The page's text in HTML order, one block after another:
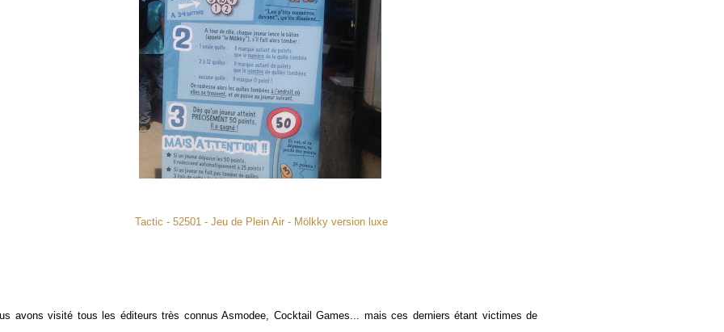
Tactic - 52501 - Jeu de Plein Air - Mölkky version luxe
avons visité tous les éditeurs très connus Asmodee, Cocktail Games... mais ces derniers étant victimes de